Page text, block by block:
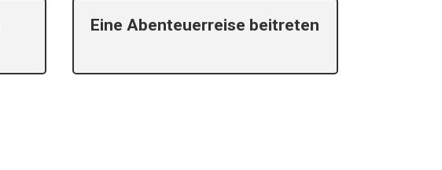
Eine Abenteuerreise beitreten